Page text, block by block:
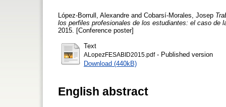
López-Borrull, Alexandre and Cobarsí-Morales, Josep
los perfiles profesionales de los estudiantes: el caso de
2015. [Conference poster]
Text
ALopezFESABID2015.pdf- Published version
Download (440kB)
English abstract